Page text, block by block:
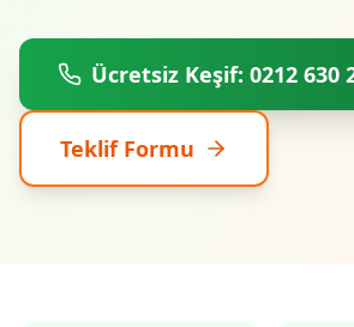
Ücretsiz Keşif: 0212 630
Teklif Formu